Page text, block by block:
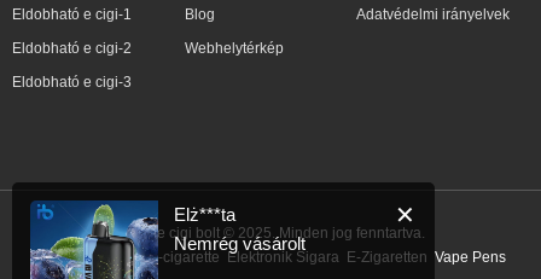
Eldobható e cigi-1
Eldobható e cigi-2
Eldobható e cigi-3
Blog
Webhelytérkép
Adatvédelmi irányelvek
IBVape e cigi bolt © 2025. Minden jog fenntartva.
Link: E-Cigarette E-cigarette Elektronik Sigara E-Zigaretten Vape Pens
✕
Elż***ta
Nemrég vásárolt